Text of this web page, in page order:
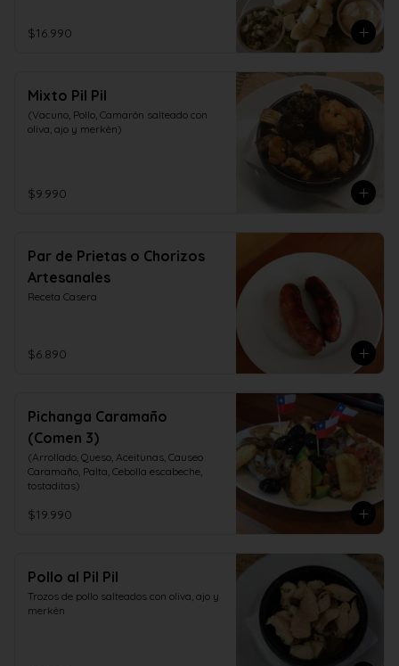
$16.990
Mixto Pil Pil
(Vacuno, Pollo, Camarón salteado con
oliva, ajo y merkèn)
$9.990
Par de Prietas o Chorizos
Artesanales
Receta Casera
$6.890
Pichanga Caramaño
(Comen 3)
(Arrollado, Queso, Aceitunas, Causeo
Caramaño, Palta, Cebolla escabeche,
tostaditas)
$19.990
Pollo al Pil Pil
Trozos de pollo salteados con oliva, ajo y
merkèn